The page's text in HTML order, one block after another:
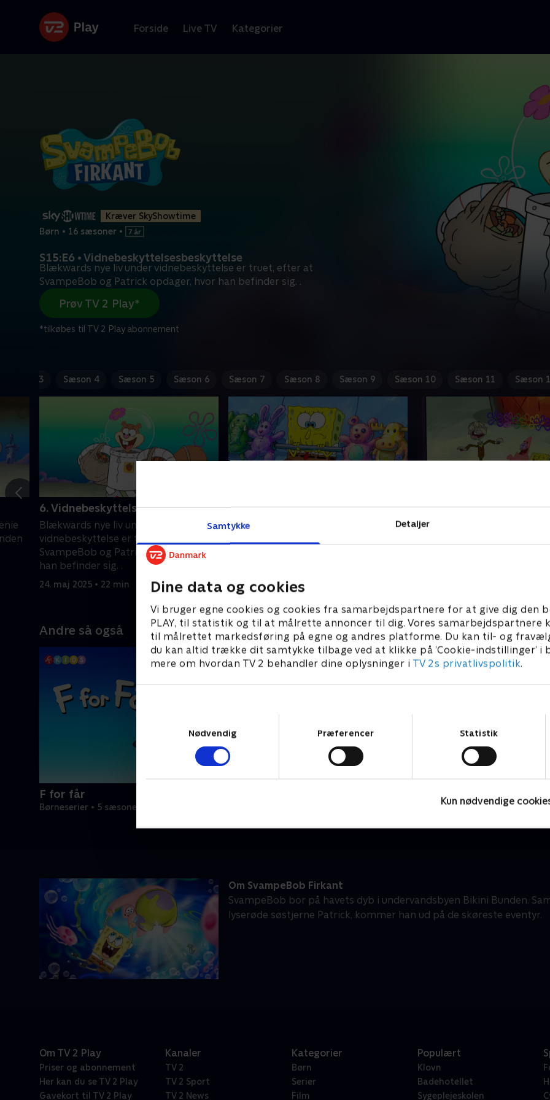
Samtykke Detaljer
Dine data og cookies
Vi bruger egne cookies og cookies fra samarbejdspartnere for at give dig den
PLAY, til statistik og til at målrette annoncer til dig. Vores samarbejdspartnere
til målrettet markedsføring på egne og andres platforme. Du kan til- og
du kan altid trække dit samtykke tilbage ved at klikke på ’Cookie-indstillinger’ i
mere om hvordan TV 2 behandler dine oplysninger i TV 2s privatlivspolitik.
Nødvendig
Præferencer Statistik
Kun nødvendige
Forside Live TV Kategorier
Kræver SkyShowtime
Børn • 16 sæsoner •
S15:E6 • Vidnebeskyttelsesbeskyttelse
Blækwards nye liv under vidnebeskyttelse er truet, efter at
SvampeBob og Patrick opdager, hvor han befinder sig. .
Prøv TV 2 Play*
*tilkøbes til TV 2 Play abonnement
Sæson 3 Sæson 4 Sæson 5 Sæson 6 Sæson 7 Sæson 8 Sæson 9 Sæson 10 Sæson 11 Sæson
6. Vidnebeskyttelsesbeskyttelse
Blækwards nye liv under
vidnebeskyttelse er truet, efter at
SvampeBob og Patrick opdager, hvor
han befinder sig. .
24. maj 2025 • 22 min
7. Gary skal overtales
SvampeBob gør alt for at overbevise
geschæft
Andre så også
F for får
Børneserier • 5 sæsoner
Om SvampeBob Firkant
SvampeBob bor på havets dyb i undervandsbyen Bikini Bunden.
lyserøde søstjerne Patrick, kommer han ud på de skøreste eventyr.
Om TV 2 Play
Priser og abonnement
Her kan du se TV 2 Play
Gavekort til TV 2 Play
Kanaler
TV 2
TV 2 Sport
TV 2 News
Kategorier
Børn
Serier
Film
Populært
Klovn
Badehotellet
Sygeplejeskolen